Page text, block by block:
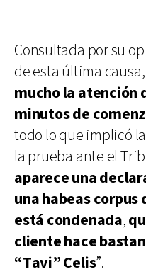
Consultada por su
de esta última
mucho la atención
minutos de
todo lo que implicó
la prueba ante el
aparece una
una habeas corpus
está condenada,
cliente hace
“Tavi” Celis”.